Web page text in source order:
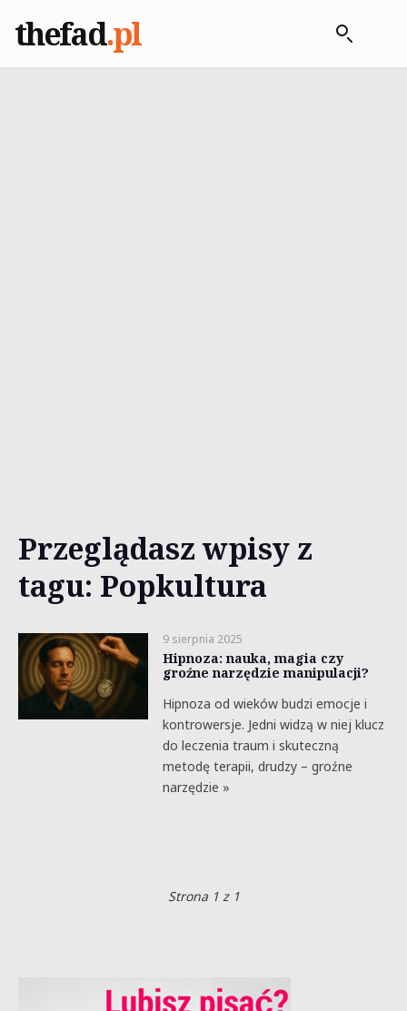
thefad.pl
Przeglądasz wpisy z
tagu: Popkultura
9 sierpnia 2025
Hipnoza: nauka, magia czy
groźne narzędzie manipulacji?
Hipnoza od wieków budzi emocje i
kontrowersje. Jedni widzą w niej klucz
do leczenia traum i skuteczną
metodę terapii, drudzy – groźne
narzędzie »
Strona 1 z 1